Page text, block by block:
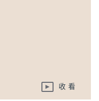
收看